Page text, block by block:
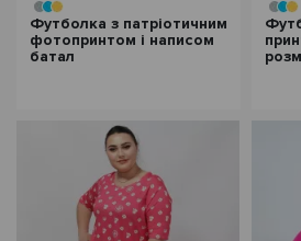
Футболка з патріотичним
фотопринтом і написом
батал